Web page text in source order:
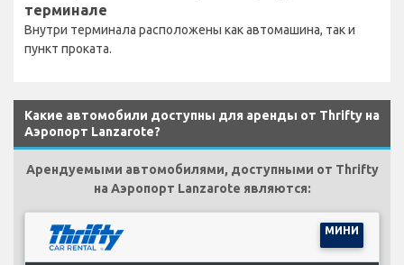
терминале
Внутри терминала расположены как автомашина, так и
пункт проката.
Какие автомобили доступны для аренды от Thrifty на
Аэропорт Lanzarote?
Арендуемыми автомобилями, доступными от Thrifty
на Аэропорт Lanzarote являются:
МИНИ